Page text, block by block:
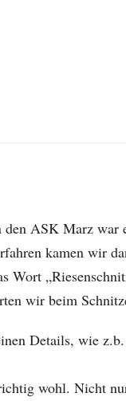
ASK Marz war
kamen wir
wir beim
Details, wie
wohl. Nicht